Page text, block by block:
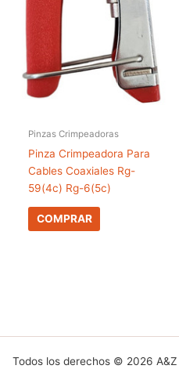
Pinzas Crimpeadoras
Pinza Crimpeadora Para
Cables Coaxiales Rg-
59(4c) Rg-6(5c)
COMPRAR
Todos los derechos © 2026